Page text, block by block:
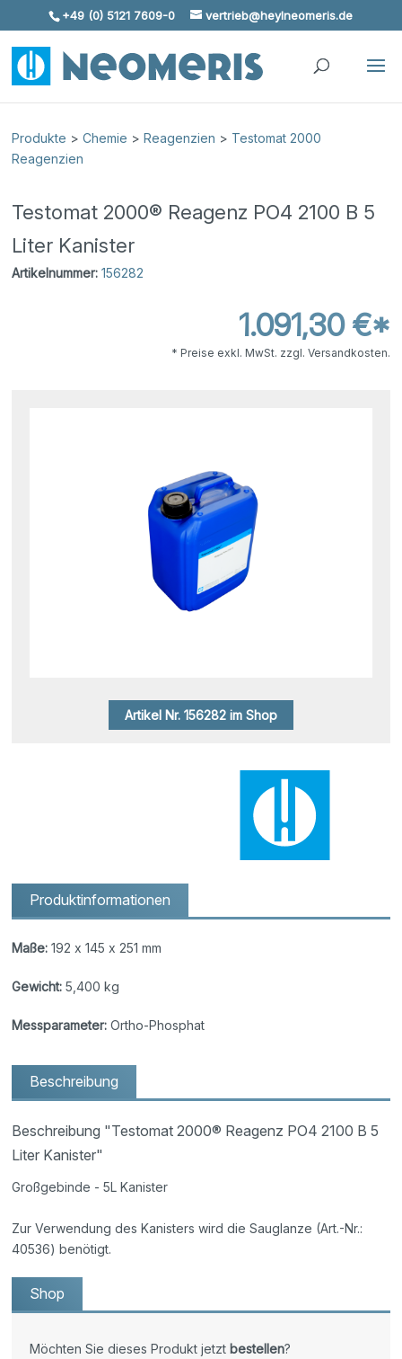
Skip To Content
+49 (0) 5121 7609-0 vertrieb@heylneomeris.de
Produkte >Chemie >Reagenzien > Testomat 2000
Reagenzien
Testomat 2000® Reagenz PO4 2100 B 5
Liter Kanister
Artikelnummer: 156282
1.091,30 €*
* Preise exkl. MwSt. zzgl. Versandkosten.
Artikel Nr. 156282 im Shop
Produktinformationen
Maße: 192 x 145 x 251 mm
Gewicht: 5,400 kg
Messparameter: Ortho-Phosphat
Beschreibung
Beschreibung "Testomat 2000® Reagenz PO4 2100 B 5
Liter Kanister"
Großgebinde - 5L Kanister
Zur Verwendung des Kanisters wird die Sauglanze (Art.-Nr.:
40536) benötigt.
Shop
Möchten Sie dieses Produkt jetzt bestellen?